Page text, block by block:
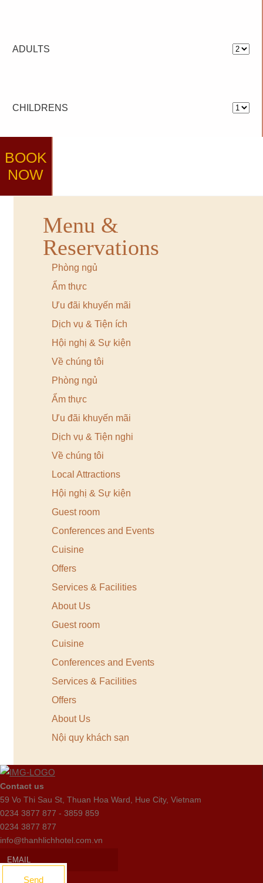
ADULTS
CHILDRENS
BOOK
NOW
Menu &
Reservations
Phòng ngủ
Ẩm thực
Ưu đãi khuyến mãi
Dịch vụ & Tiện ích
Hội nghị & Sự kiện
Về chúng tôi
Phòng ngủ
Ẩm thực
Ưu đãi khuyến mãi
Dịch vụ & Tiện nghi
Về chúng tôi
Local Attractions
Hội nghị & Sự kiện
Guest room
Conferences and Events
Cuisine
Offers
Services & Facilities
About Us
Guest room
Cuisine
Conferences and Events
Services & Facilities
Offers
About Us
Nội quy khách sạn
Contact us
59 Vo Thi Sau St, Thuan Hoa Ward, Hue City, Vietnam
0234 3877 877 - 3859 859
0234 3877 877
info@thanhlichhotel.com.vn
Send